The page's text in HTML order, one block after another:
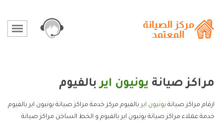
مراكز صيانة يونيون ايربالفيوم
ارقام مراكز صيانة يونيون ايربالفيوم مركز خدمة مراكز صيانة يونيون اير بالفيوم
خدمة عملاء مراكز صيانة يونيون اير بالفيوم و الخط الساخن مراكز صيانة